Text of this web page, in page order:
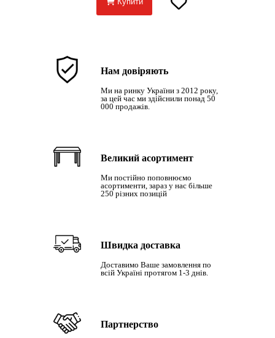
Нам довіряють
Ми на ринку України з 2012 року,
за цей час ми здійснили понад 50
000 продажів.
Великий асортимент
Ми постійно поповнюємо
асортименти, зараз у нас більше
250 різних позицій
Швидка доставка
Доставимо Ваше замовлення по
всій Україні протягом 1-3 днів.
Партнерство